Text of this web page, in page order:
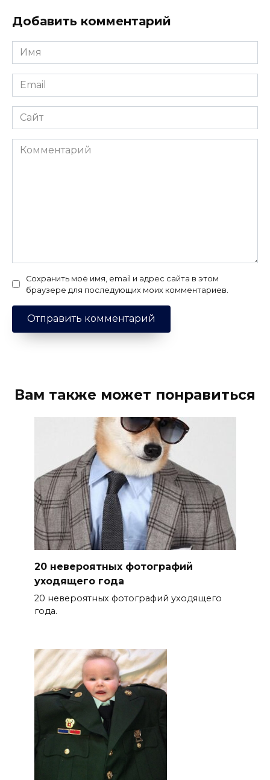
Добавить комментарий
Имя
*
Email
*
Сайт
Комментарий
Сохранить моё имя, email и адрес сайта в этом
браузере для последующих моих комментариев.
Вам также может понравиться
20 невероятных фотографий
уходящего года
20 невероятных фотографий уходящего
года.